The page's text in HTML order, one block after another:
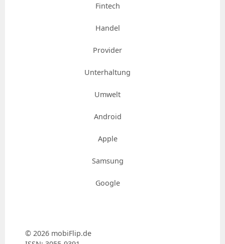
Fintech
Handel
Provider
Unterhaltung
Umwelt
Android
Apple
Samsung
Google
© 2026 mobiFlip.de